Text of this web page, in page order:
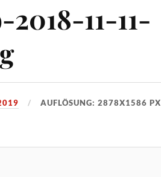
11-11-
AUFLÖSUNG: 2878X1586 PX